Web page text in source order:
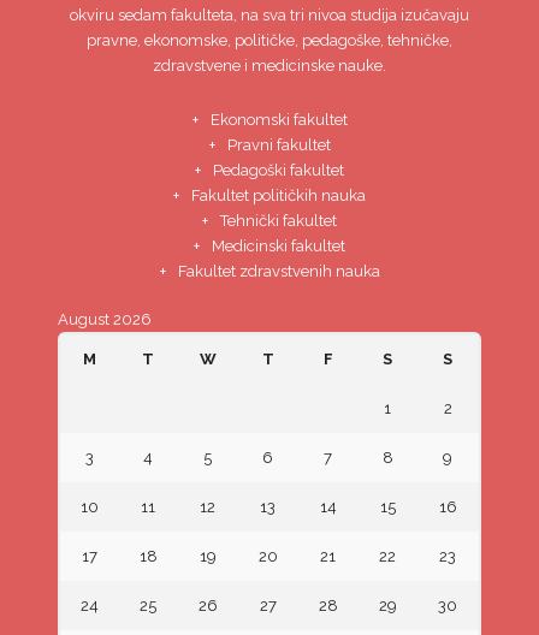
okviru sedam fakulteta, na sva tri nivoa studija izučavaju
pravne, ekonomske, političke, pedagoške, tehničke,
zdravstvene i medicinske nauke.
Ekonomski fakultet
Pravni fakultet
Pedagoški fakultet
Fakultet političkih nauka
Tehnički fakultet
Medicinski fakultet
Fakultet zdravstvenih nauka
August 2026
M T W T F S S
1 2
3 4 5 6 7 8 9
10 11 12 13 14 15 16
17 18 19 20 21 22 23
24 25 26 27 28 29 30